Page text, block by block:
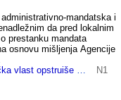
mandatska i
da pred lokalnim
prestanku mandata
osnovu mišljenja Agencije
Ujedinjena opozicija: Kragujevačka vlast opstruiše prestanak mandata SNS odbornika
N1